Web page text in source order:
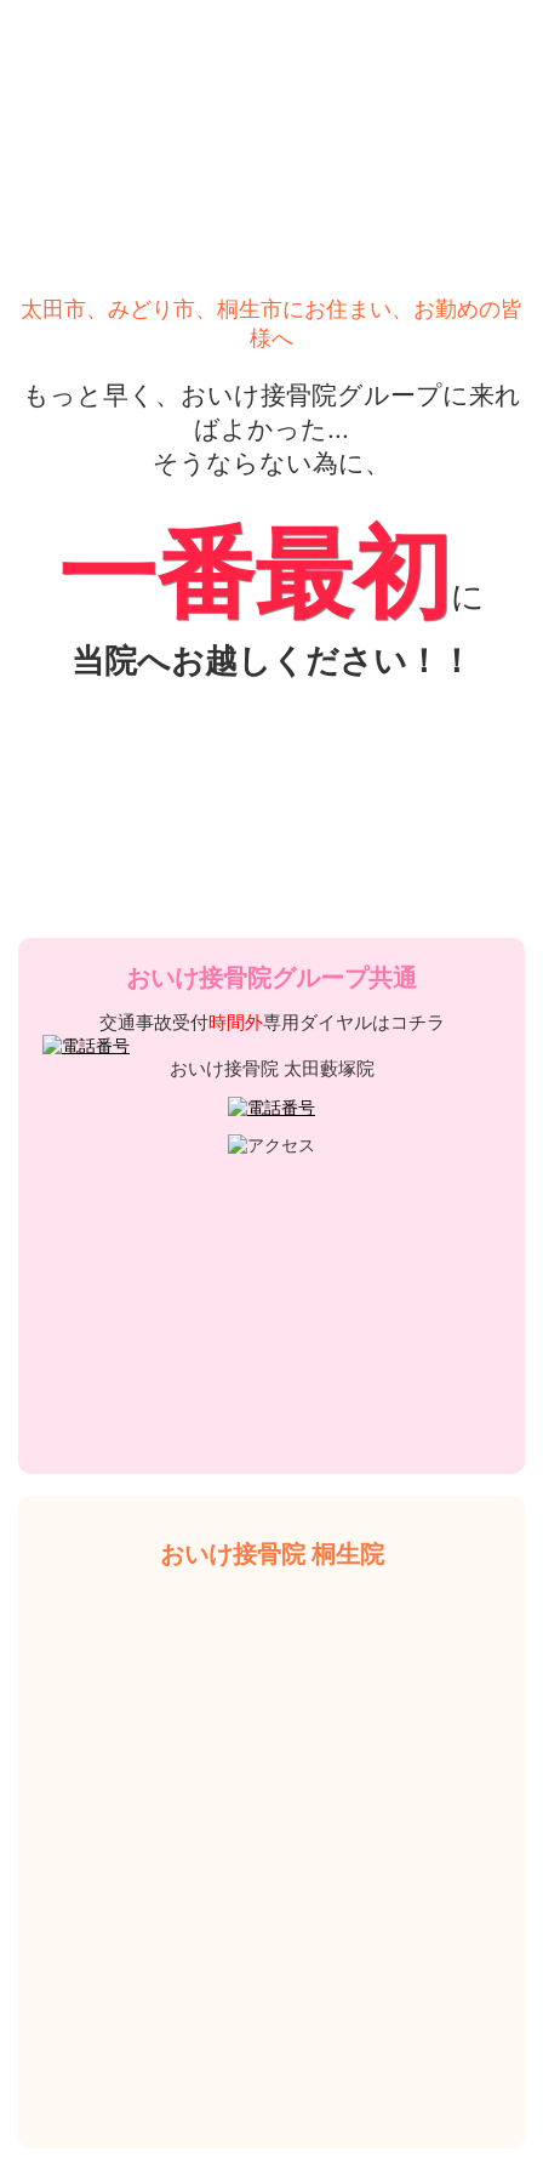
太田市、みどり市、桐生市にお住まい、お勤めの皆
様へ
もっと早く、おいけ接骨院グループに来れ
ばよかった...
そうならない為に、
一番最初に
当院へお越しください！！
おいけ接骨院グループ共通
交通事故受付時間外専用ダイヤルはコチラ
おいけ接骨院 太田藪塚院
おいけ接骨院 桐生院